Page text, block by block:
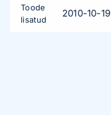
Toode
lisatud
2010-10-19